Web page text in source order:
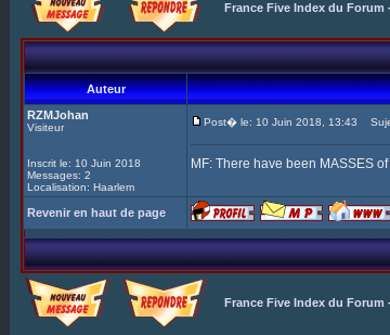
France Five Index du Forum
Auteur
RZMJohan
Visiteur
Inscrit le: 10 Juin 2018
Messages: 2
Localisation: Haarlem
Post� le: 10 Juin 2018, 13:43
MF: There have been MASSES
Revenir en haut de page
France Five Index du Forum